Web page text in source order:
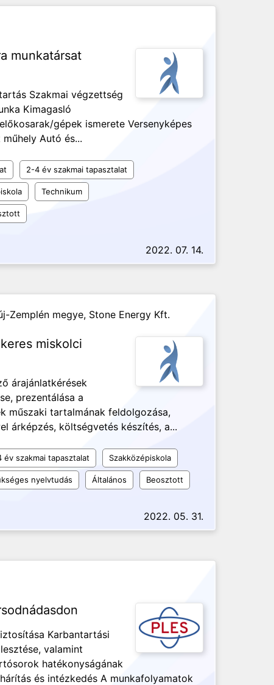
munkatársat
Szakmai végzettség
Kimagasló
gépek ismerete Versenyképes
Autó és...
2-4 év szakmai tapasztalat
Technikum
2022. 07. 14.
Zemplén megye, Stone Energy Kft.
miskolci
árajánlatkérések
prezentálása a
műszaki tartalmának feldolgozása,
árképzés, költségvetés készítés, a...
év szakmai tapasztalat Szakközépiskola
nyelvtudás Általános Beosztott
2022. 05. 31.
Karbantartási
valamint
hatékonyságának
és intézkedés A munkafolyamatok